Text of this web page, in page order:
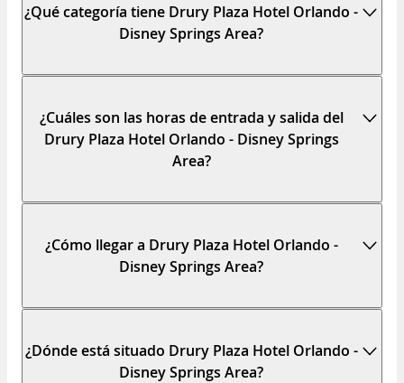
¿Qué categoría tiene Drury Plaza Hotel Orlando -
Disney Springs Area?
¿Cuáles son las horas de entrada y salida del
Drury Plaza Hotel Orlando - Disney Springs
Area?
¿Cómo llegar a Drury Plaza Hotel Orlando -
Disney Springs Area?
¿Dónde está situado Drury Plaza Hotel Orlando -
Disney Springs Area?